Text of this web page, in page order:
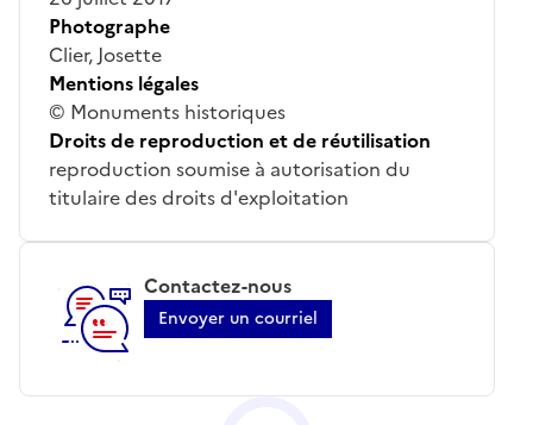
Photographe
Clier, Josette
Mentions légales
© Monuments historiques
Droits de reproduction et de réutilisation
reproduction soumise à autorisation du
titulaire des droits d'exploitation
Contactez-nous
Envoyer un courriel